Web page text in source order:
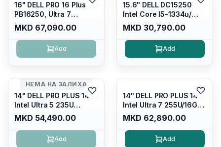
16" DELL PRO 16 Plus
PB16250, Ultra 7
265U/16GB RAM (1x
16GB) 5600 Mhz DDR5/
512GB SSD M.2 Nvme/
/cam+mic,bt/backlit KB
MKD 67,090.00
Add
15.6" DELL DC15250
Intel Core I5-1334u/
16GB DDR4 (1x16gb
2666mhz)/ 512GB SSD
M.2 Nvme/ Intel UHD
Graphics/ 120Hz Anti-
MKD 30,790.00
Add
НЕМА НА ЗАЛИХА
14" DELL PRO PLUS 14
Intel Ultra 5 235U
Vpro/16gb RAM DDR5
5600mhz/ 512 GB SSD
M.2 Nvme
2230/FULLHD+ (16:10)
MKD 54,490.00
Add
14" DELL PRO PLUS 14
Intel Ultra 7 255U/16GB
RAM DDR5 5600mhz/
512 GB SSD M.2 Nvme
2230/FULLHD+ (16:10)
Ips/bt/backlit
MKD 62,890.00
Add